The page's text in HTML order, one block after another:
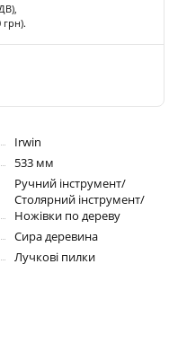
грн).
Irwin
533 мм
Ручний інструмент/
Столярний інструмент/
Ножівки по дереву
Сира деревина
Лучкові пилки